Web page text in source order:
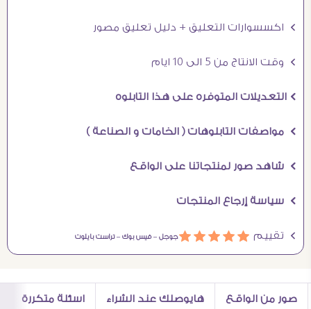
Ö اكسسوارات التعليق + دليل تعليق مصور
Ö وقت الانتاج من 5 الى 10 ايام
Ö التعديلات المتوفره على هذا التابلوه
Ö مواصفات التابلوهات ( الخامات و الصناعة )
Ö شاهد صور لمنتجاتنا على الواقع
Ö سياسة إرجاع المنتجات
Ö تقييم áááááجوجل –فيس بوك –تراست بايلوت
صور من الواقع هايوصلك عند الشراء اسئلة متكررة